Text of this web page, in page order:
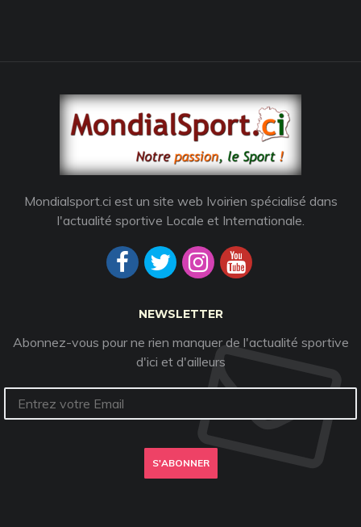
Mondialsport.ci est un site web Ivoirien spécialisé dans
l'actualité sportive Locale et Internationale.
NEWSLETTER
Abonnez-vous pour ne rien manquer de l'actualité sportive
d'ici et d'ailleurs
S'ABONNER